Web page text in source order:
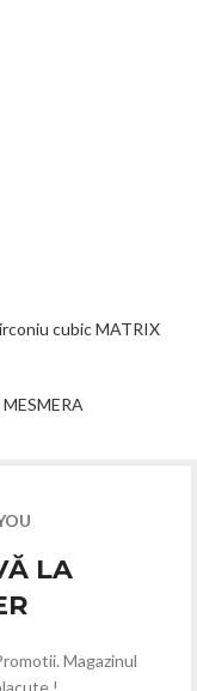
cubic MATRIX
LA
Magazinul
!